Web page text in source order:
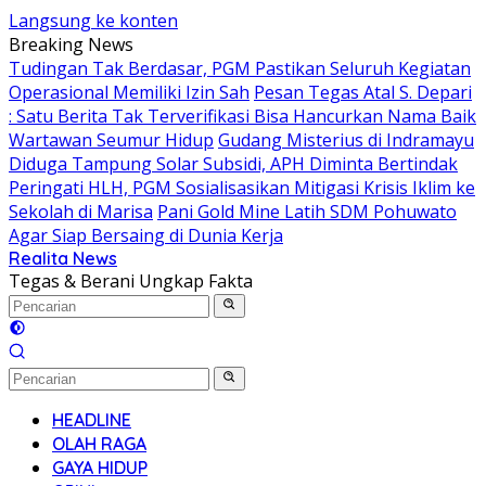
Langsung ke konten
Breaking News
Tudingan Tak Berdasar, PGM Pastikan Seluruh Kegiatan
Operasional Memiliki Izin Sah Pesan Tegas Atal S. Depari
: Satu Berita Tak Terverifikasi Bisa Hancurkan Nama Baik
Wartawan Seumur Hidup Gudang Misterius di Indramayu
Diduga Tampung Solar Subsidi, APH Diminta Bertindak
Peringati HLH, PGM Sosialisasikan Mitigasi Krisis Iklim ke
Sekolah di Marisa Pani Gold Mine Latih SDM Pohuwato
Agar Siap Bersaing di Dunia Kerja
Realita News
Tegas & Berani Ungkap Fakta
HEADLINE
OLAH RAGA
GAYA HIDUP